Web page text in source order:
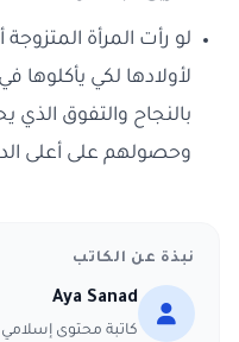
لو رأت المرأة
لأولادها لكي يأكلوها
بالنجاح والتفوق الذي
وحصولهم على أعلى
نبذة عن الكاتب
Aya Sanad
كاتبة محتوى